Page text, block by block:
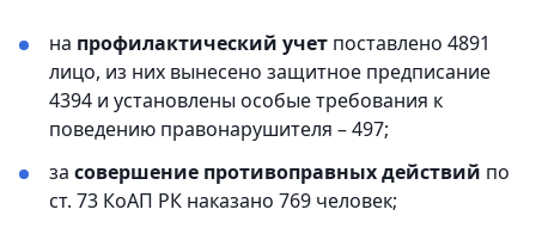
на профилактический учет поставлено 4891
лицо, из них вынесено защитное предписание
4394 и установлены особые требования к
поведению правонарушителя – 497;
за совершение противоправных действий по
ст. 73 КоАП РК наказано 769 человек;